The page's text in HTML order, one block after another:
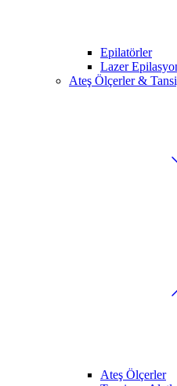
Epilatörler
Lazer
Ateş Ölçerler &
Ateş Ölçerler